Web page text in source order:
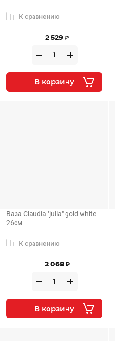
2 529 ₽
К сравнению
В корзину
Ваза Claudia "julia" gold white
26см
2 068 ₽
К сравнению
В корзину